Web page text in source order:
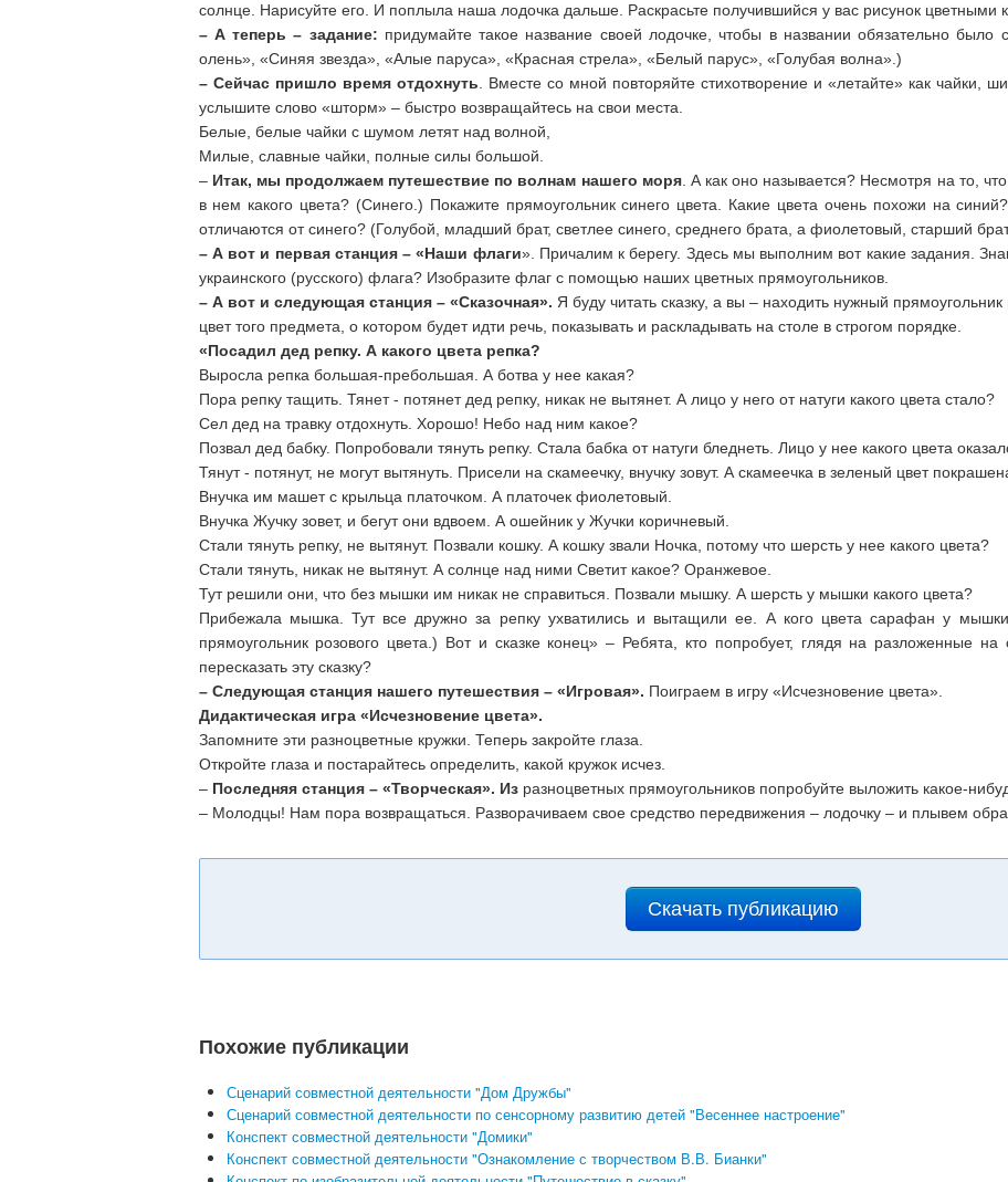
солнце. Нарисуйте его. И поплыла наша лодочка дальше. Раскрасьте получившийся у вас рисунок цветными
– А теперь – задание: придумайте такое название своей лодочке, чтобы в названии обязательно было
олень», «Синяя звезда», «Алые паруса», «Красная стрела», «Белый парус», «Голубая волна».)
– Сейчас пришло время отдохнуть . Вместе со мной повторяйте стихотворение и «летайте» как чайки,
услышите слово «шторм» – быстро возвращайтесь на свои места.
Белые, белые чайки с шумом летят над волной,
Милые, славные чайки, полные силы большой.
– Итак, мы продолжаем путешествие по волнам нашего моря. А как оно называется? Несмотря на то,
в нем какого цвета? (Синего.) Покажите прямоугольник синего цвета. Какие цвета очень похожи на
отличаются от синего? (Голубой, младший брат, светлее синего, среднего брата, а фиолетовый, старший
– А вот и первая станция – «Наши флаги». Причалим к берегу. Здесь мы выполним вот какие задания.
украинского (русского) флага? Изобразите флаг с помощью наших цветных прямоугольников.
– А вот и следующая станция – «Сказочная». Я буду читать сказку, а вы – находить нужный
цвет того предмета, о котором будет идти речь, показывать и раскладывать на столе в строгом порядке.
«Посадил дед репку. А какого цвета репка?
Выросла репка большая-пребольшая. А ботва у нее какая?
Пора репку тащить. Тянет - потянет дед репку, никак не вытянет. А лицо у него от натуги какого цвета стало?
Сел дед на травку отдохнуть. Хорошо! Небо над ним какое?
Позвал дед бабку. Попробовали тянуть репку. Стала бабка от натуги бледнеть. Лицо у нее какого цвета
Тянут - потянут, не могут вытянуть. Присели на скамеечку, внучку зовут. А скамеечка в зеленый цвет
Внучка им машет с крыльца платочком. А платочек фиолетовый.
Внучка Жучку зовет, и бегут они вдвоем. А ошейник у Жучки коричневый.
Стали тянуть репку, не вытянут. Позвали кошку. А кошку звали Ночка, потому что шерсть у нее какого цвета?
Стали тянуть, никак не вытянут. А солнце над ними Светит какое? Оранжевое.
Тут решили они, что без мышки им никак не справиться. Позвали мышку. А шерсть у мышки какого цвета?
Прибежала мышка. Тут все дружно за репку ухватились и вытащили ее. А кого цвета сарафан у
прямоугольник розового цвета.) Вот и сказке конец» – Ребята, кто попробует, глядя на разложенные на
пересказать эту сказку?
– Следующая станция нашего путешествия – «Игровая». Поиграем в игру «Исчезновение цвета».
Дидактическая игра «Исчезновение цвета».
Запомните эти разноцветные кружки. Теперь закройте глаза.
Откройте глаза и постарайтесь определить, какой кружок исчез.
– Последняя станция – «Творческая». Из разноцветных прямоугольников попробуйте выложить какое-
– Молодцы! Нам пора возвращаться. Разворачиваем свое средство передвижения – лодочку – и плывем
Скачать публикацию
Похожие публикации
Сценарий совместной деятельности "Дом Дружбы"
Сценарий совместной деятельности по сенсорному развитию детей "Весеннее настроение"
Конспект совместной деятельности "Домики"
Конспект совместной деятельности "Ознакомление с творчеством В.В. Бианки"